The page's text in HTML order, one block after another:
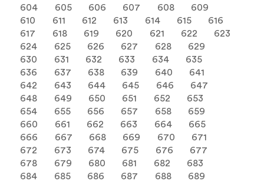
604
605 606 607 608
609
610
611 612 613 614 615
616
617
618 619 620 621 622
623
624
625 626 627 628
629
630
631 632 633 634
635
636
637 638 639 640
641
642
643 644 645 646
647
648
649 650 651 652
653
654
655 656 657 658
659
660
661 662 663 664
665
666
667 668 669 670
671
672
673 674 675 676
677
678
679 680 681 682
683
684
685 686 687 688
689